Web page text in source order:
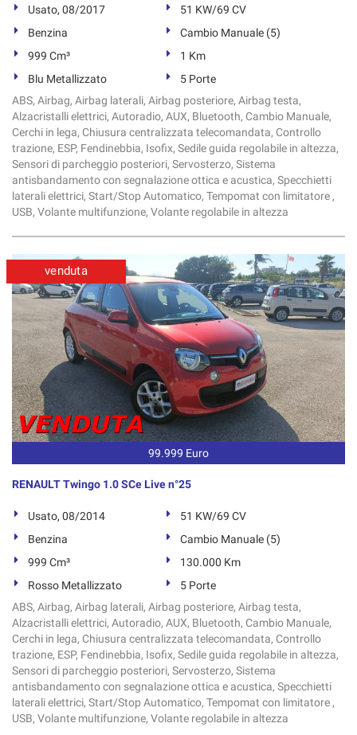
Usato, 08/2017
51 KW/69 CV
Benzina
Cambio Manuale (5)
999 Cm³
1 Km
Blu Metallizzato
5 Porte
ABS, Airbag, Airbag laterali, Airbag posteriore, Airbag testa,
Alzacristalli elettrici, Autoradio, AUX, Bluetooth, Cambio Manuale,
Cerchi in lega, Chiusura centralizzata telecomandata, Controllo
trazione, ESP, Fendinebbia, Isofix, Sedile guida regolabile in altezza,
Sensori di parcheggio posteriori, Servosterzo, Sistema
antisbandamento con segnalazione ottica e acustica, Specchietti
laterali elettrici, Start/Stop Automatico, Tempomat con limitatore ,
USB, Volante multifunzione, Volante regolabile in altezza
99.999 Euro
venduta
RENAULT Twingo 1.0 SCe Live n°25
Usato, 08/2014
51 KW/69 CV
Benzina
Cambio Manuale (5)
999 Cm³
130.000 Km
Rosso Metallizzato
5 Porte
ABS, Airbag, Airbag laterali, Airbag posteriore, Airbag testa,
Alzacristalli elettrici, Autoradio, AUX, Bluetooth, Cambio Manuale,
Cerchi in lega, Chiusura centralizzata telecomandata, Controllo
trazione, ESP, Fendinebbia, Isofix, Sedile guida regolabile in altezza,
Sensori di parcheggio posteriori, Servosterzo, Sistema
antisbandamento con segnalazione ottica e acustica, Specchietti
laterali elettrici, Start/Stop Automatico, Tempomat con limitatore ,
USB, Volante multifunzione, Volante regolabile in altezza